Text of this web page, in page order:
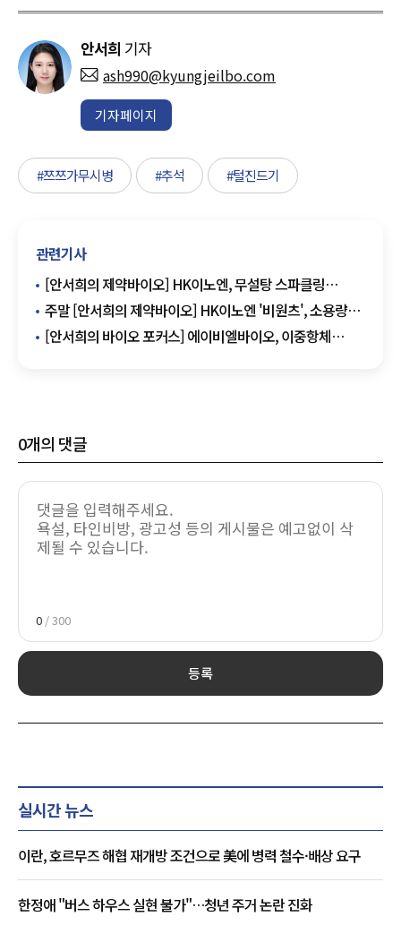
안서희 기자
ash990@kyungjeilbo.com
기자페이지
#쯔쯔가무시병 #추석 #털진드기
관련기사
[안서희의 제약바이오] HK이노엔, 무설탕 스파클링
숙취해소제 '컨디션 제로 스파클링' 출시 외
주말 [안서희의 제약바이오] HK이노엔 '비원츠', 소용량
스킨케어 4종으로 편의점 진출 외
[안서희의 바이오 포커스] 에이비엘바이오, 이중항체
0개의 댓글
0 / 300
등록
실시간 뉴스
이란, 호르무즈 해협 재개방 조건으로 美에 병력 철수·배상 요구
한정애 "버스 하우스 실현 불가"…청년 주거 논란 진화